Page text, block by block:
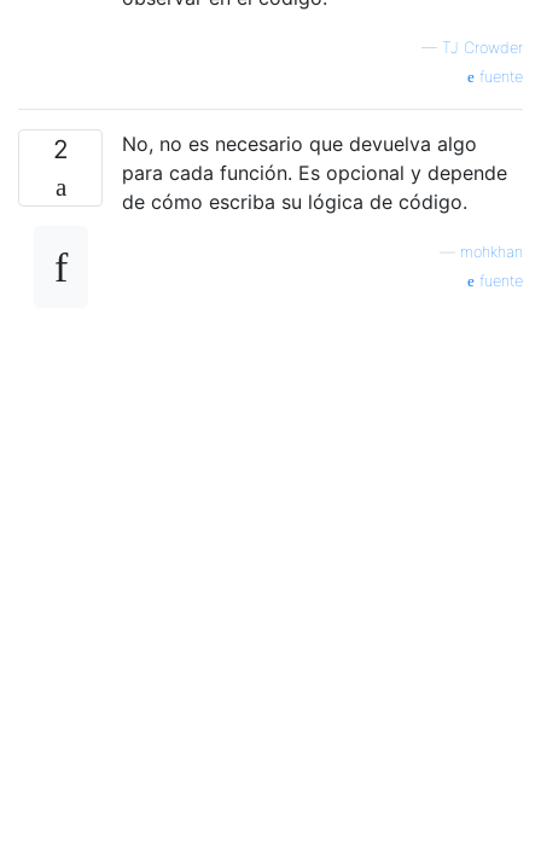
— TJ Crowder
fuente
2
No, no es necesario que devuelva algo
para cada función. Es opcional y depende
de cómo escriba su lógica de código.
mohkhan
fuente